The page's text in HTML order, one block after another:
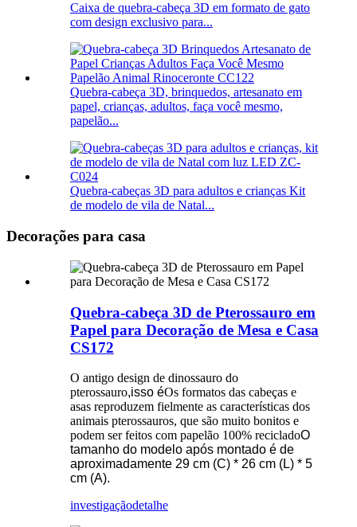
Caixa de quebra-cabeça 3D em formato de gato
com design exclusivo para...
Quebra-cabeça 3D, brinquedos, artesanato em
papel, crianças, adultos, faça você mesmo,
papelão...
Quebra-cabeças 3D para adultos e crianças Kit
de modelo de vila de Natal...
Decorações para casa
Quebra-cabeça 3D de Pterossauro em
Papel para Decoração de Mesa e Casa
CS172
O antigo design de dinossauro do
pterossauro,isso éOs formatos das cabeças e
asas reproduzem fielmente as características dos
animais pterossauros, que são muito bonitos e
podem ser feitos com papelão 100% recicladoO
tamanho do modelo após montado é de
aproximadamente 29 cm (C) * 26 cm (L) * 5
cm (A).
investigaçãodetalhe